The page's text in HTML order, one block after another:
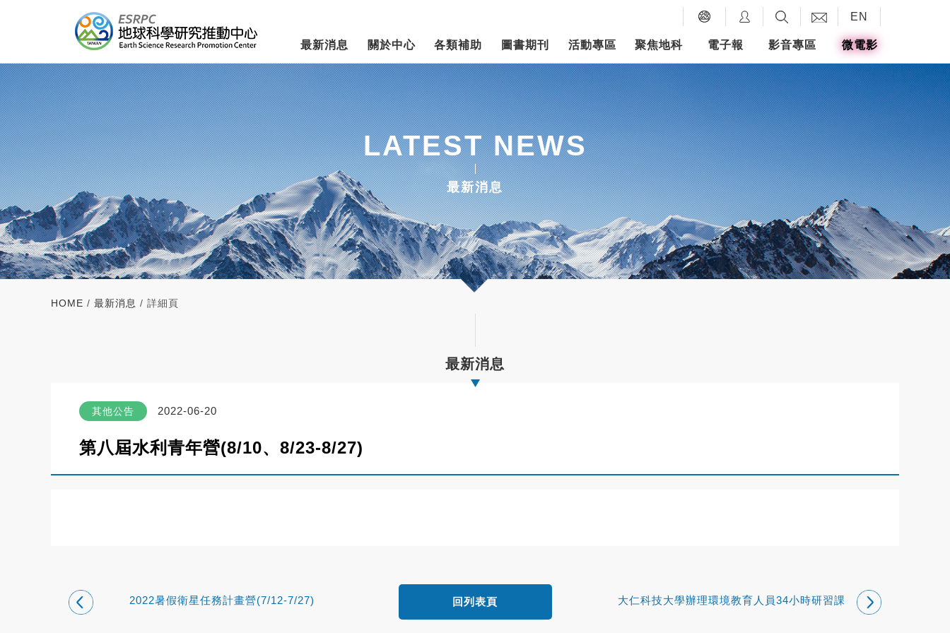
EN
最新消息 關於中心 各類補助 圖書期刊 活動專區 聚焦地科 電子報 影音專區 微電影
LATEST NEWS
最新消息
HOME / 最新消息 / 詳細頁
最新消息
其他公告 2022-06-20
第八屆水利青年營(8/10、8/23-8/27)
2022暑假衛星任務計畫營(7/12-7/27)
大仁科技大學辦理環境教育人員34小時研習課
回列表頁